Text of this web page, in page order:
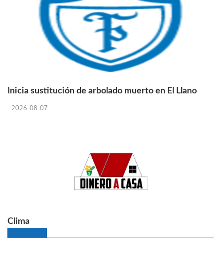
Inicia sustitución de arbolado muerto en El Llano
- 2026-08-07
Clima